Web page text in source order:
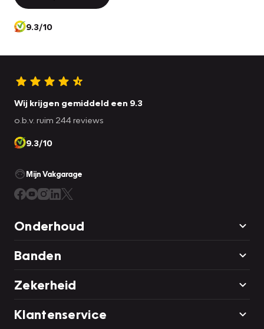
9.3/10
Wij krijgen gemiddeld een 9.3
o.b.v. ruim 244 reviews
9.3/10
Mijn Vakgarage
Onderhoud
Banden
Zekerheid
Klantenservice